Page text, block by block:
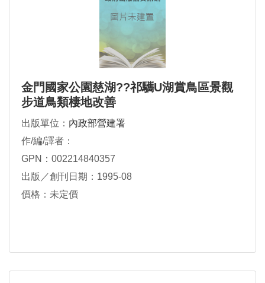
金門國家公園慈湖??祁驨U湖賞鳥區景觀
步道鳥類棲地改善
出版單位： 內政部營建署
作/編/譯者：
GPN：002214840357
出版／創刊日期：1995-08
價格：未定價